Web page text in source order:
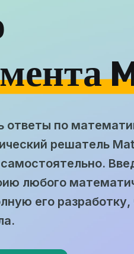
ответы по
решатель
любого
его